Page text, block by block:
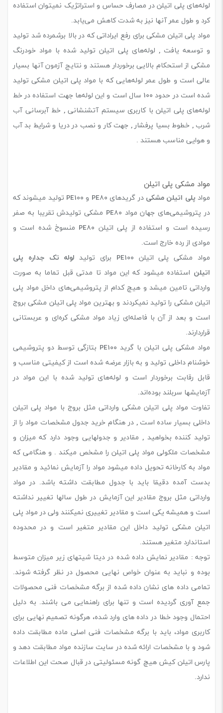
لوله‌های پلی اتیلن در مصارف حساس و استراتژیک نمیتوان استفاده
کرد و طول عمر آنها نیز به شدت کاهش می‌یابد.
مواد پلی اتیلن مشکی برای رفع ایراداتی که در بالا برشمرده شد تولید
و توسعه یافت , لوله‌های پلی اتیلن تولید شده با مواد خودرنگ
مشکی از استحکام بالایی برخوردار هستند و نتایج آزمون آنها بسیار
عالی است و طول عمر لوله‌هایی که با مواد پلی اتیلن مشکی تولید
شده است در حدود 100 سال است و این لوله‌ها جهت استفاده در خط
لوله‌های پلی اتیلن با کاربری سیستم آتشنشانی , خط آبرسانی آب
شرب , خطوط بسیا پرفشار , جهت کار و نصب در دریا و شرایط بد آب
و هوایی مناسب هستند .
مواد مشکی پلی اتیلن
مواد پلی اتیلن مشکی
در گریدهای PE80 و PE100 تولید میشوند که
در پتروشیمی‌های جهان مواد PE80 مشکی تولیدش تقریبا به صفر
رسیده است و استفاده از پلی اتیلن PE80 منسوخ شده است و
موادی از رده خارج است.
مواد مشکی پلی اتیلن PE100 برای تولید
لوله تک جداره پلی
اتیلن استفاده میشود که این مواد تا مدتی قبل تماما به صورت
وارداتی تامین میشد و هیچ کدام از پتروشیمی‌های داخل مواد پلی
اتیلن مشکی را تولید نمیکردند و بهترین مواد پلی اتیلن مشکی بروج
است و بعد از آن با فاصله‌ای زیاد مواد مشکی کره‌ای و عربستانی
قرار‌دارند.
مواد مشکی پلی اتیلن با گرید PE100 بتازگی توسط دو پتروشیمی
خوشنام داخلی تولید و به بازار عرضه شده است از کیفیتی مناسب و
قابل رقابت برخوردار است و لوله‌های تولید شده با این مواد در
آزمایشها سربلند بوده‌اند.
تفاوت مواد پلی اتیلن مشکی وارداتی مثل بروج با مواد پلی اتیلن
داخلی بسیار ساده است , در هنگام خرید جدول مشخصات مواد را از
تولید کننده بخواهید , مقادیر و جدولهایی وجود دارد که میزان و
مشخصات ملکولی مواد پلی اتیلن را مشخص میکند . و هنگامی که
مواد به کارخانه تحویل داده میشود مواد را آزمایش نمائید و مقادیر
بدست آمده دقیقا باید با جدول مطابقت داشته باشد. در مواد
وارداتی مثل بروج مقادیر این آزمایش در طول سالها تغییر نداشته
است و همیشه یکی است و مقادیر تغییری نمیکنند ولی در مواد پلی
اتیلن مشکی تولید داخل این مقادیر متغیر است و در محدوده
استاندارد متغیر هستند.
توجه : مقادیر نمایش داده شده در دیتا شیتهای زیر میزان متوسط
بوده و نباید به عنوان خواص نهایی محصول در نظر گرفته شوند.
تمامی داده های نشان داده شده از برگه مشخصات فنی محصولات
جمع آوری گردیده است و تنها برای راهنمایی می باشند. به دلیل
احتمال وجود خطا در داده های وارد شده، هرگونه تصمیم نهایی برای
کاربری مواد، باید با برگه مشخصات فنی اصلی ماده مطابقت داده
شود و با مشخصات ارائه شده در سایت سازنده مواد مطابقت دهد و
پارس اتیلن کیش هیچ گونه مسئولیتی در قبال صحت این اطلاعات
ندارد.